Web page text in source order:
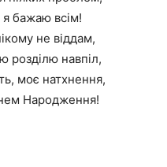
бажаю всім!
не віддам,
розділю навпіл,
моє натхнення,
Народження!